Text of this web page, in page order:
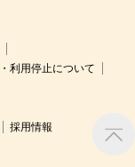
利用停止について
採用情報